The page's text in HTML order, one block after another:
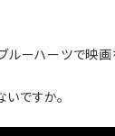
ルーハーツで映
ですか。